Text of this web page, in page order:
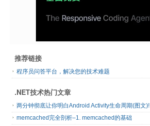
推荐链接
程序员问答平台，解决您的技术难题
.NET技术热门文章
两分钟彻底让你明白Android Activity生命周期(图文)!
memcached完全剖析–1. memcached的基础